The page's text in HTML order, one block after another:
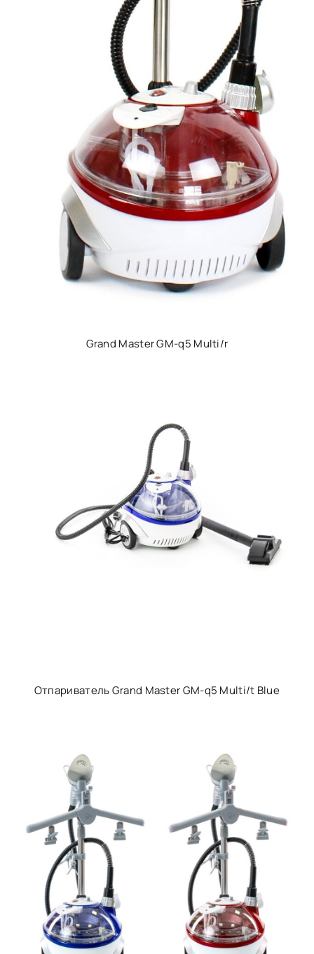
Grand Master GM-q5 Multi/r
Отпариватель Grand Master GM-q5 Multi/t Blue